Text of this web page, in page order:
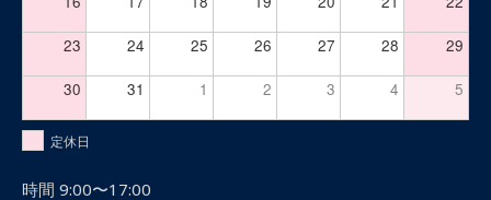
23 24 25 26 27 28 29
30 31 1 2 3 4 5
定休日
時間 9:00〜17:00